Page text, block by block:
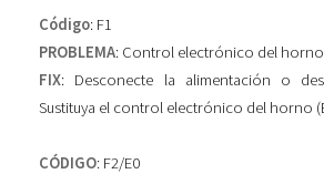
Código: F1
PROBLEMA: Control electrónico del horno
FIX: Desconecte la alimentación o
Sustituya el control electrónico del horno
CÓDIGO: F2/E0